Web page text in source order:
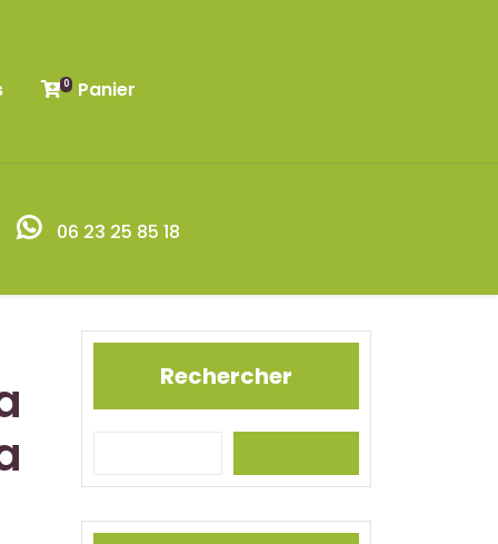
0 Panier
06 23 25 85 18
Rechercher